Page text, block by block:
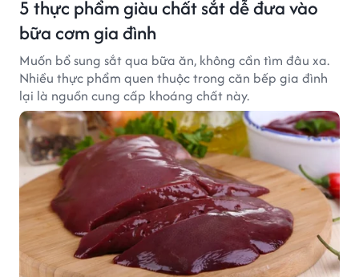
5 thực phẩm giàu chất sắt dễ đưa vào
bữa cơm gia đình
Muốn bổ sung sắt qua bữa ăn, không cần tìm đâu xa.
Nhiều thực phẩm quen thuộc trong căn bếp gia đình
lại là nguồn cung cấp khoáng chất này.